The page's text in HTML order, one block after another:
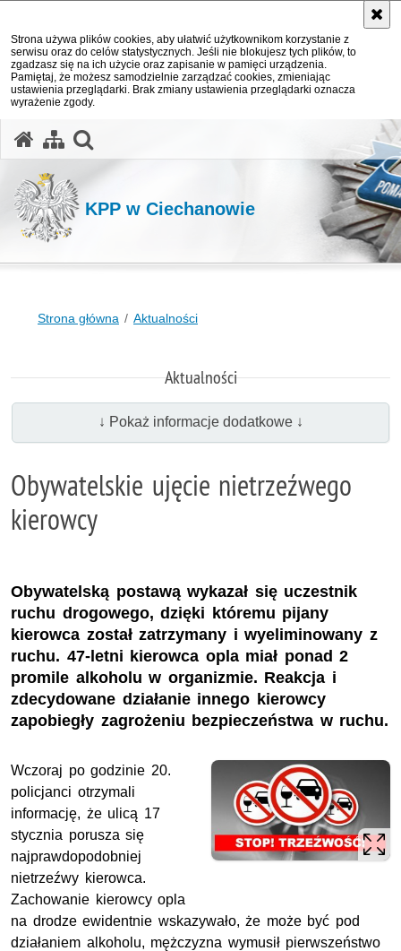
Strona używa plików cookies, aby ułatwić użytkownikom korzystanie z
serwisu oraz do celów statystycznych. Jeśli nie blokujesz tych plików, to
zgadzasz się na ich użycie oraz zapisanie w pamięci urządzenia.
Pamiętaj, że możesz samodzielnie zarządzać cookies, zmieniając
ustawienia przeglądarki. Brak zmiany ustawienia przeglądarki oznacza
wyrażenie zgody.
KPP w Ciechanowie
Strona główna Aktualności
Aktualności
↓ Pokaż informacje dodatkowe ↓
Obywatelskie ujęcie nietrzeźwego
kierowcy
Obywatelską postawą wykazał się uczestnik
ruchu drogowego, dzięki któremu pijany
kierowca został zatrzymany i wyeliminowany z
ruchu. 47-letni kierowca opla miał ponad 2
promile alkoholu w organizmie. Reakcja i
zdecydowane działanie innego kierowcy
zapobiegły zagrożeniu bezpieczeństwa w ruchu.
Wczoraj po godzinie 20.
policjanci otrzymali
informację, że ulicą 17
stycznia porusza się
najprawdopodobniej
nietrzeźwy kierowca.
Zachowanie kierowcy opla
na drodze ewidentnie wskazywało, że może być pod
działaniem alkoholu, mężczyzna wymusił pierwszeństwo